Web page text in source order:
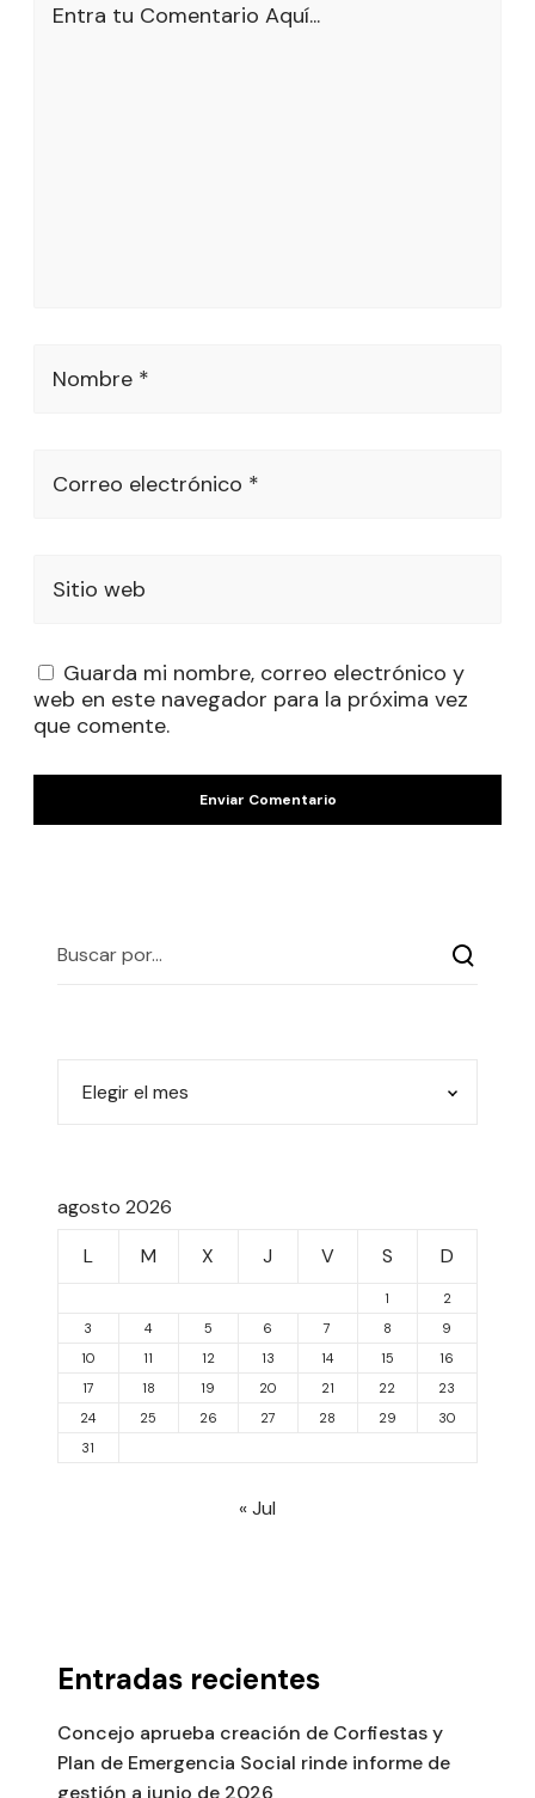
Entra tu Comentario Aquí...
Nombre *
Correo electrónico *
Sitio web
Guarda mi nombre, correo electrónico y
web en este navegador para la próxima vez
que comente.
agosto 2026
L
M X J V S D
1
2
3
4 5 6 7 8
9
10
11 12 13 14 15
16
17
18 19 20 21 22
23
24
25 26 27 28 29
30
31
« Jul
Entradas recientes
Concejo aprueba creación de Corfiestas y
Plan de Emergencia Social rinde informe de
gestión a junio de 2026